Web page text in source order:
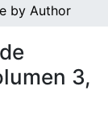
by Author
3,